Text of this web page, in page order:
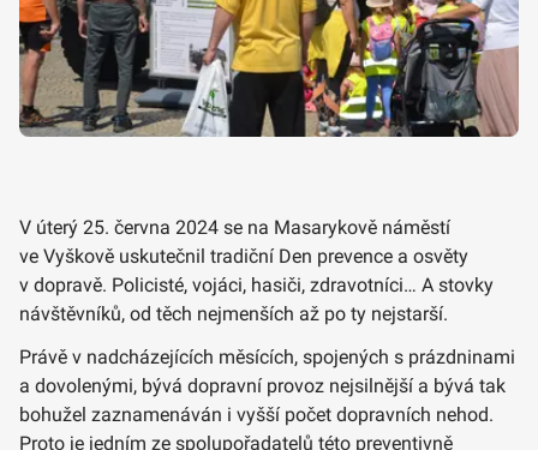
V úterý 25. června 2024 se na Masarykově náměstí
ve Vyškově uskutečnil tradiční Den prevence a osvěty
v dopravě. Policisté, vojáci, hasiči, zdravotníci… A stovky
návštěvníků, od těch nejmenších až po ty nejstarší.
Právě v nadcházejících měsících, spojených s prázdninami
a dovolenými, bývá dopravní provoz nejsilnější a bývá tak
bohužel zaznamenáván i vyšší počet dopravních nehod.
Proto je jedním ze spolupořadatelů této preventivně